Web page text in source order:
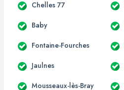
Chelles 77
Baby
Fontaine-Fourches
Jaulnes
Mousseaux-lès-Bray